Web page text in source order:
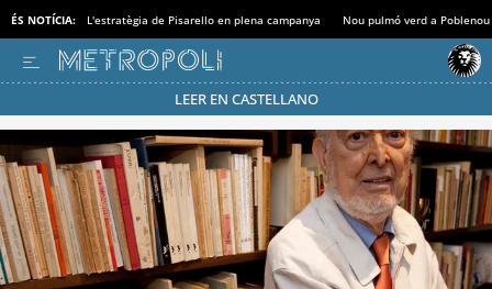
ÉS NOTÍCIA: L'estratègia de Pisarello en plena campanya Nou pulmó verd a Poblenou
LEER EN CASTELLANO
Passa’t al mode estalvi